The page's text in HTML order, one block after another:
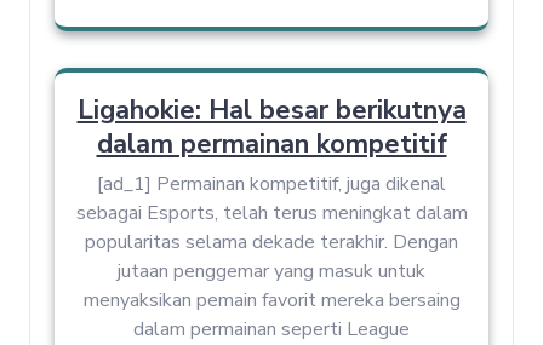
Ligahokie: Hal besar berikutnya
dalam permainan kompetitif
[ad_1] Permainan kompetitif, juga dikenal
sebagai Esports, telah terus meningkat dalam
popularitas selama dekade terakhir. Dengan
jutaan penggemar yang masuk untuk
menyaksikan pemain favorit mereka bersaing
dalam permainan seperti League